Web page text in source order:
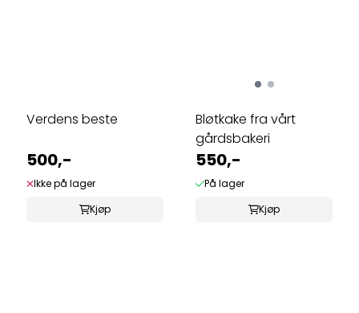
Verdens beste
500,-
Ikke på lager
Kjøp
Bløtkake fra vårt
gårdsbakeri
550,-
På lager
Kjøp